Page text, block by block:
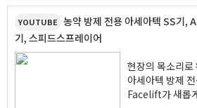
ATS6의 강력함
YOUTUBE 농약 방제 전용 아세아텍 SS기,
기, 스피드스프레이어
현장의 목소리로
아세아텍 방제
Facelift가 새롭